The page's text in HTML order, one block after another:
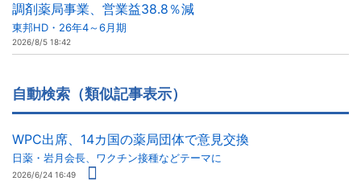
調剤薬局事業、営業益38.8％減
東邦HD・26年4～6月期
2026/8/5 18:42
自動検索（類似記事表示）
WPC出席、14カ国の薬局団体で意見交換
日薬・岩月会長、ワクチン接種などテーマに
2026/6/24 16:49